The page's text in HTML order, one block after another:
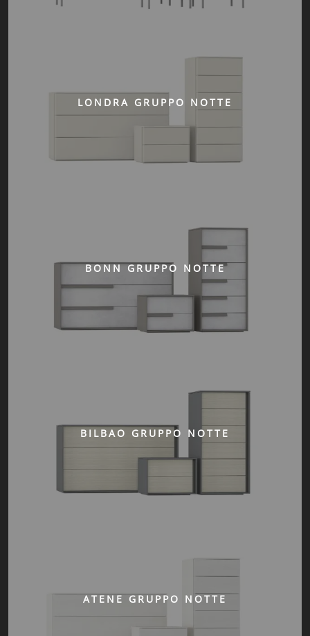
LONDRA GRUPPO NOTTE
BONN GRUPPO NOTTE
BILBAO GRUPPO NOTTE
ATENE GRUPPO NOTTE